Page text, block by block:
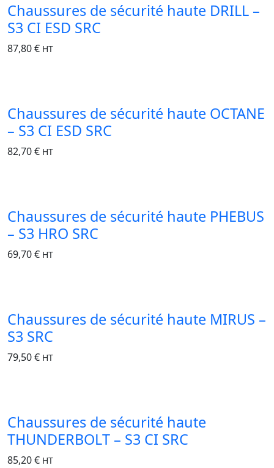
Chaussures de sécurité haute DRILL –
S3 CI ESD SRC
87,80€ HT
Chaussures de sécurité haute OCTANE
– S3 CI ESD SRC
82,70€ HT
Chaussures de sécurité haute PHEBUS
– S3 HRO SRC
69,70€ HT
Chaussures de sécurité haute MIRUS –
S3 SRC
79,50€ HT
Chaussures de sécurité haute
THUNDERBOLT – S3 CI SRC
85,20€ HT